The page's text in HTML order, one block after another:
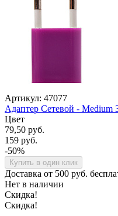
Артикул: 47077
Адаптер Сетевой - Medium
Цвет
79,50 руб.
159 руб.
-50%
Купить в один клик
Доставка от 500 руб.
Нет в наличии
Скидка!
Скидка!